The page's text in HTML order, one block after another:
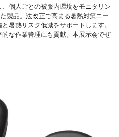
個人ごとの被服内環境をモニタリン
製品。法改正で高まる暑熱対策ニー
暑熱リスク低減をサポートします。
な作業管理にも貢献。本展示会でぜ